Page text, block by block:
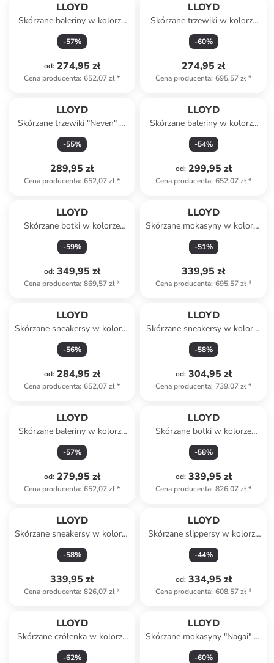
LLOYD
Skórzane baleriny w kolorze
czarnym
-57%
od: 274,95 zł
Cena producenta: 652,07 zł*
LLOYD
Skórzane trzewiki w kolorze
brązowym
-60%
274,95 zł
Cena producenta: 695,57 zł*
LLOYD
Skórzane trzewiki "Neven" w
kolorze brązowym
-55%
289,95 zł
Cena producenta: 652,07 zł*
LLOYD
Skórzane baleriny w kolorze
beżowym
-54%
od: 299,95 zł
Cena producenta: 652,07 zł*
LLOYD
Skórzane botki w kolorze
czarnym
-59%
od: 349,95 zł
Cena producenta: 869,57 zł*
LLOYD
Skórzane mokasyny w kolorze
czerwonym
-51%
339,95 zł
Cena producenta: 695,57 zł*
LLOYD
Skórzane sneakersy w kolorze
jasnobrązowo-białym
-56%
od: 284,95 zł
Cena producenta: 652,07 zł*
LLOYD
Skórzane sneakersy w kolorze
białym
-58%
od: 304,95 zł
Cena producenta: 739,07 zł*
LLOYD
Skórzane baleriny w kolorze
granatowym
-57%
od: 279,95 zł
Cena producenta: 652,07 zł*
LLOYD
Skórzane botki w kolorze
jasnobrązowym
-58%
od: 339,95 zł
Cena producenta: 826,07 zł*
LLOYD
Skórzane sneakersy w kolorze
czarnym
-58%
339,95 zł
Cena producenta: 826,07 zł*
LLOYD
Skórzane slippersy w kolorze
żółtym
-44%
od: 334,95 zł
Cena producenta: 608,57 zł*
LLOYD
Skórzane czółenka w kolorze
czarnym
-62%
LLOYD
Skórzane mokasyny "Nagai" w
kolorze beżowym
-60%